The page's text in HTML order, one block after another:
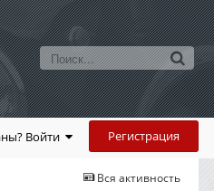
Войти Регистрация
Вся активность